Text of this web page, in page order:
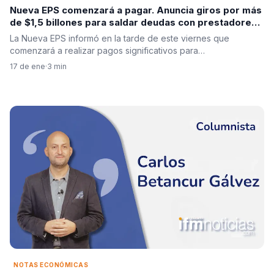
Nueva EPS comenzará a pagar. Anuncia giros por más
de $1,5 billones para saldar deudas con prestadores
de salud
La Nueva EPS informó en la tarde de este viernes que
comenzará a realizar pagos significativos para…
17 de ene·3 min
NOTAS ECONÓMICAS